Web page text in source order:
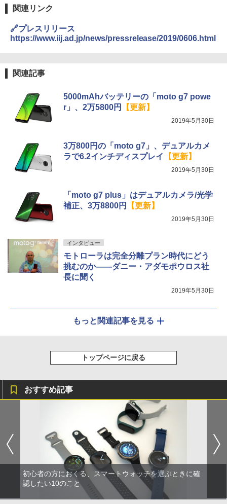
関連リンク
🔗プレスリリース
https://www.iij.ad.jp/news/pressrelease/2019/0606.html
関連記事
5000mAhバッテリーの「moto g7 powe
r」、2万5800円
【更新】
2019年5月30日
3万800円の「moto g7」、デュアルカメ
ラで6.2インチディスプレイ
【更新】
2019年5月30日
「moto g7 plus」はデュアルカメラ/光学
補正、3万8800円
【更新】
2019年5月30日
インタビュー
モトローラは完全分離プラン時代にどう
挑むのか――ダニー・アダモポウロス社
長に聞く
2019年5月30日
もっと関連記事を見る
トップページに戻る
おすすめ記事
初心者の方におくる、スマートウォッチを選ぶときに確
認したい10のこと